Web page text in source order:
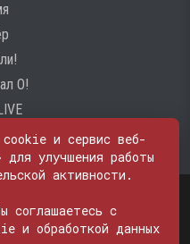
О!
Все права на любые
и сервис веб-
для улучшения работы
активности.
соглашаетесь с
и обработкой данных